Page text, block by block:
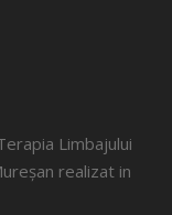
Limbajului
realizat in